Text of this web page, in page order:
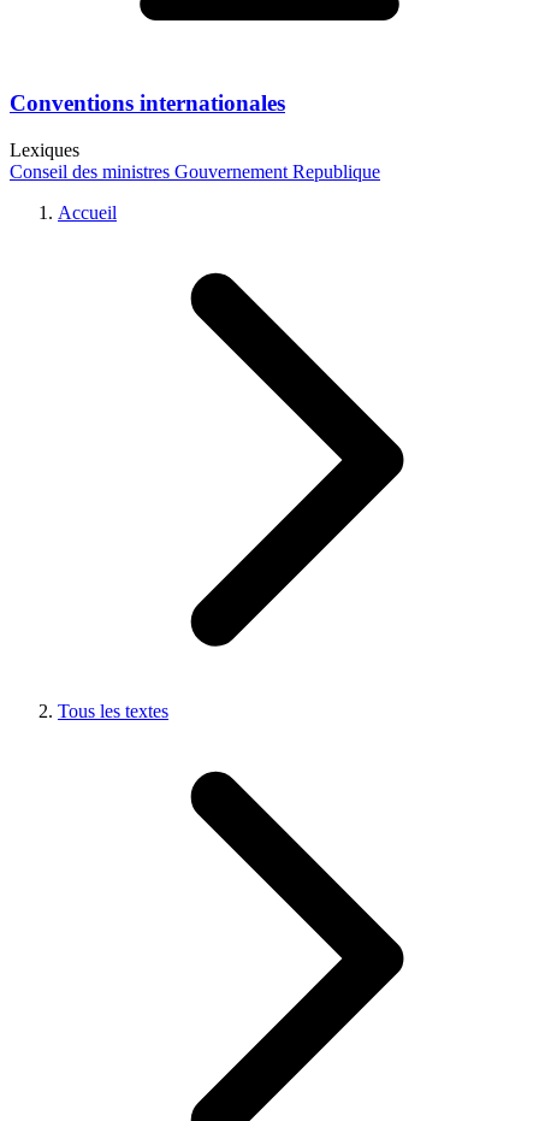
Conventions internationales
Lexiques
Conseil des ministres Gouvernement Republique
Accueil
Tous les textes